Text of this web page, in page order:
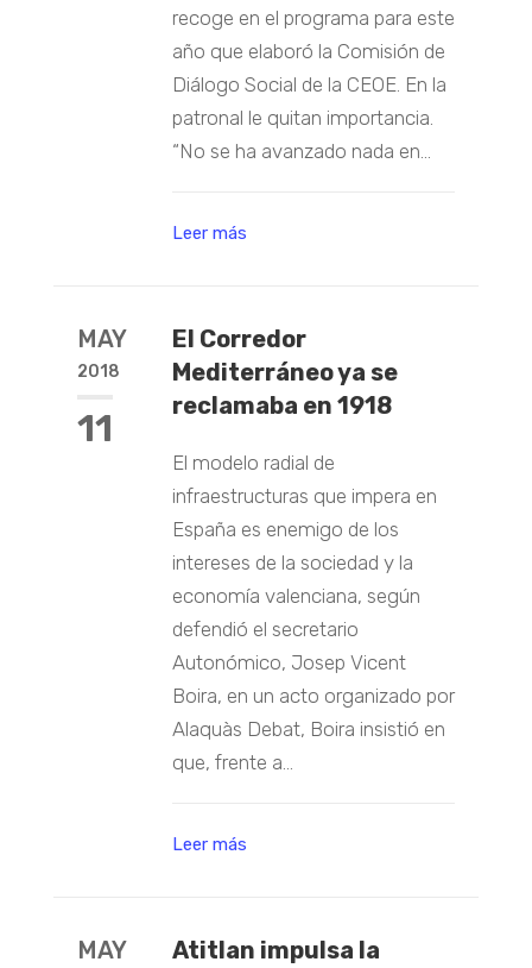
recoge en el programa para este
año que elaboró la Comisión de
Diálogo Social de la CEOE. En la
patronal le quitan importancia.
“No se ha avanzado nada en...
Leer más
MAY
2018
11
El Corredor
Mediterráneo ya se
reclamaba en 1918
El modelo radial de
infraestructuras que impera en
España es enemigo de los
intereses de la sociedad y la
economía valenciana, según
defendió el secretario
Autonómico, Josep Vicent
Boira, en un acto organizado por
Alaquàs Debat, Boira insistió en
que, frente a...
Leer más
MAY
Atitlan impulsa la